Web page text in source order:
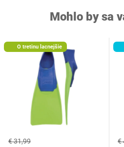
Mohlo by sa
O tretinu lacnejšie
€ 31,99 €